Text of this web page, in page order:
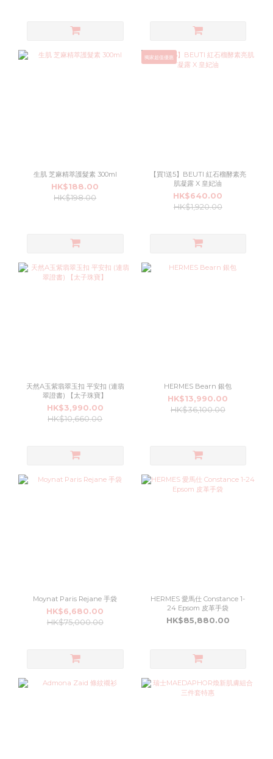
生肌 芝麻精萃護髮素 300ml
HK$188.00
HK$198.00
獨家超值優惠
【買1送5】BEUTI 紅石榴酵素亮
肌凝露 X 皇妃油
HK$640.00
HK$1,920.00
天然A玉紫翡翠玉扣 平安扣 (連翡
翠證書) 【太子珠寶】
HK$3,990.00
HK$10,660.00
HERMES Bearn 銀包
HK$13,990.00
HK$36,100.00
Moynat Paris Rejane 手袋
HK$6,680.00
HK$75,000.00
HERMES 愛馬仕 Constance 1-
24 Epsom 皮革手袋
HK$85,880.00